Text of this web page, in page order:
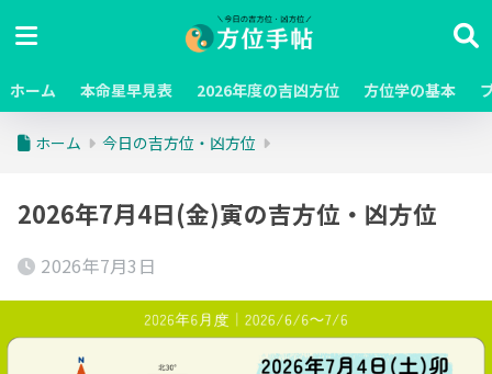
ホーム 本命星早見表 2026年度の吉凶方位 方位学の基本
ホーム 今日の吉方位・凶方位
2026年7月4日(金)寅の吉方位・凶方位
2026年7月3日